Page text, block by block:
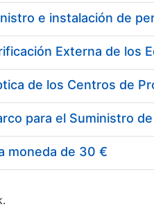
e instalación de
moneda de 30 €